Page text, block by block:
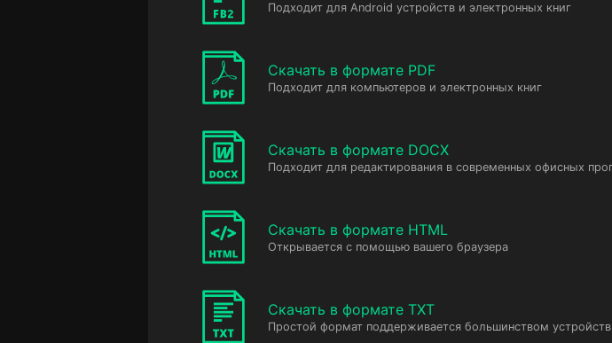
Подходит для Android устройств и электронных книг
Скачать в формате PDF
Подходит для компьютеров и электронных книг
Скачать в формате DOCX
Подходит для редактирования в современных офисных
Скачать в формате HTML
Открывается с помощью вашего браузера
Скачать в формате TXT
Простой формат поддерживается большинством устройств